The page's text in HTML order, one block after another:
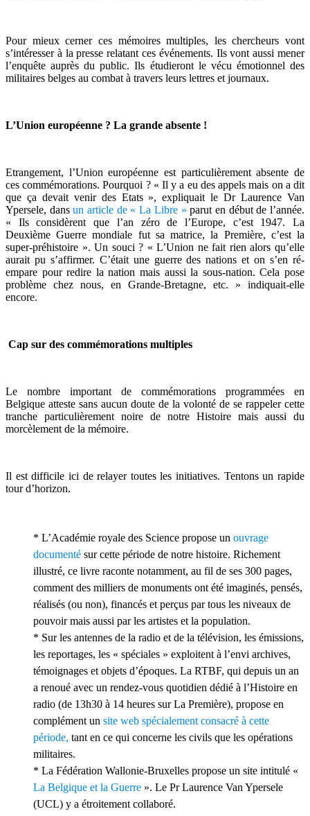
Pour mieux cerner ces mémoires multiples, les chercheurs vont
s’intéresser à la presse relatant ces événements. Ils vont aussi mener
l’enquête auprès du public. Ils étudieront le vécu émotionnel des
militaires belges au combat à travers leurs lettres et journaux.
L’Union européenne ? La grande absente !
Etrangement, l’Union européenne est particulièrement absente de
ces commémorations. Pourquoi ? « Il y a eu des appels mais on a dit
que ça devait venir des Etats », expliquait le Dr Laurence Van
Ypersele, dansun article de « La Libre » parut en début de l’année.
« Ils considèrent que l’an zéro de l’Europe, c’est 1947. La
Deuxième Guerre mondiale fut sa matrice, la Première, c’est la
super-préhistoire ». Un souci ? « L’Union ne fait rien alors qu’elle
aurait pu s’affirmer. C’était une guerre des nations et on s’en ré-
empare pour redire la nation mais aussi la sous-nation. Cela pose
problème chez nous, en Grande-Bretagne, etc. » indiquait-elle
encore.
Cap sur des commémorations multiples
Le nombre important de commémorations programmées en
Belgique atteste sans aucun doute de la volonté de se rappeler cette
tranche particulièrement noire de notre Histoire mais aussi du
morcèlement de la mémoire.
Il est difficile ici de relayer toutes les initiatives. Tentons un rapide
tour d’horizon.
* L’Académie royale des Science propose un ouvrage
documenté sur cette période de notre histoire. Richement
illustré, ce livre raconte notamment, au fil de ses 300 pages,
comment des milliers de monuments ont été imaginés, pensés,
réalisés (ou non), financés et perçus par tous les niveaux de
pouvoir mais aussi par les artistes et la population.
* Sur les antennes de la radio et de la télévision, les émissions,
les reportages, les « spéciales » exploitent à l’envi archives,
témoignages et objets d’époques. La RTBF, qui depuis un an
a renoué avec un rendez-vous quotidien dédié à l’Histoire en
radio (de 13h30 à 14 heures sur La Première), propose en
complément un site web spécialement consacré à cette
période, tant en ce qui concerne les civils que les opérations
militaires.
* La Fédération Wallonie-Bruxelles propose un site intitulé «
La Belgique et la Guerre ». Le Pr Laurence Van Ypersele
(UCL) y a étroitement collaboré.